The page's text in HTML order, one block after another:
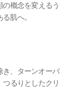
の概念を変えるう
肌へ。
き、ターンオーバ
つるりとしたクリ